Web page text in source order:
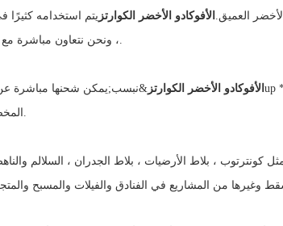
العميق. الأفوكادو الأخضر الكوارتز يتم استخدامه كثيرًا
الأفوكادو الأخضر الكوارتز
، بلاط الأرضيات ، بلاط الجدران ، السلالم